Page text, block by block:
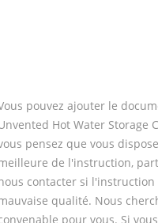
pouvez ajouter le
Hot Water Storage
pensez que vous
de l'instruction,
contacter si
qualité. Nous
pour vous. Si